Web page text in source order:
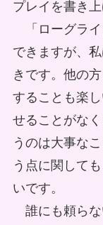
プレイを書き
「ローグライ
できますが、
きです。他の
することも楽
せることがな
うのは大事な
う点に関して
いです。
誰にも頼らな